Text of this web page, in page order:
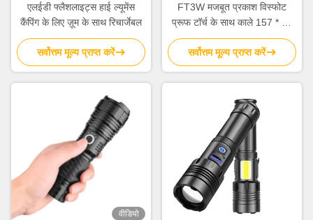
एलईडी फ्लैशलाइट्स हाई ल्यूमेंस
कैंपिंग के लिए ज़ूम के साथ रिचार्जेबल
सर्वोत्तम मूल्य प्राप्त करें
FT3W मजबूत प्रकाश विस्फोट
प्रूफ टॉर्च के साथ काले 157 * 35
मिमी औद्योगिक
सर्वोत्तम मूल्य प्राप्त करें
वीडियो